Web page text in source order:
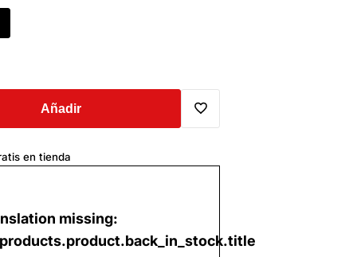
Añadir
Translation
missing:
en tienda
missing: